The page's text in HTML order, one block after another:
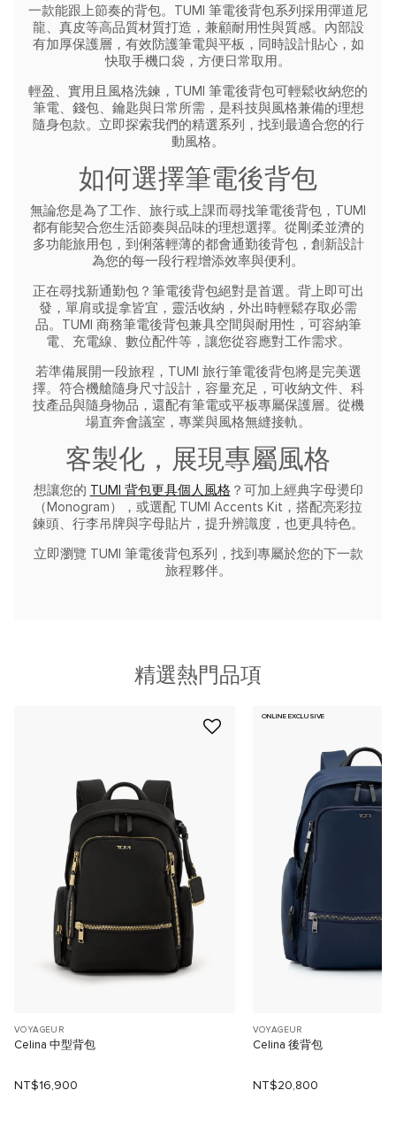
一款能跟上節奏的背包。TUMI 筆電後背包系列採用彈道尼
龍、真皮等高品質材質打造，兼顧耐用性與質感。內部設
有加厚保護層，有效防護筆電與平板，同時設計貼心，如
快取手機口袋，方便日常取用。
輕盈、實用且風格洗鍊，TUMI 筆電後背包可輕鬆收納您的
筆電、錢包、鑰匙與日常所需，是科技與風格兼備的理想
隨身包款。立即探索我們的精選系列，找到最適合您的行
動風格。
如何選擇筆電後背包
無論您是為了工作、旅行或上課而尋找筆電後背包，TUMI
都有能契合您生活節奏與品味的理想選擇。從剛柔並濟的
多功能旅用包，到俐落輕薄的都會通勤後背包，創新設計
為您的每一段行程增添效率與便利。
正在尋找新通勤包？筆電後背包絕對是首選。背上即可出
發，單肩或提拿皆宜，靈活收納，外出時輕鬆存取必需
品。TUMI 商務筆電後背包兼具空間與耐用性，可容納筆
電、充電線、數位配件等，讓您從容應對工作需求。
若準備展開一段旅程，TUMI 旅行筆電後背包將是完美選
擇。符合機艙隨身尺寸設計，容量充足，可收納文件、科
技產品與隨身物品，還配有筆電或平板專屬保護層。從機
場直奔會議室，專業與風格無縫接軌。
客製化，展現專屬風格
想讓您的 TUMI 背包更具個人風格 ？可加上經典字母燙印
（Monogram），或選配 TUMI Accents Kit，搭配亮彩拉
鍊頭、行李吊牌與字母貼片，提升辨識度，也更具特色。
立即瀏覽 TUMI 筆電後背包系列，找到專屬於您的下一款
旅程夥伴。
精選熱門品項
VOYAGEUR
Celina 中型背包
NT$16,900
ONLINE EXCLUSIVE
VOYAGEUR
Celina 後背包
NT$20,800